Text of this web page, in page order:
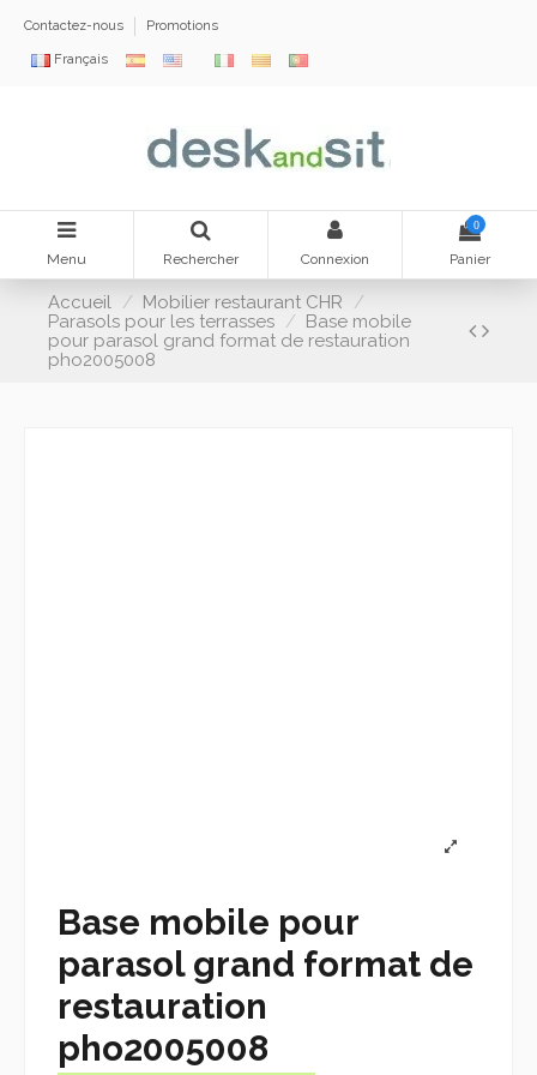
Contactez-nous Promotions
Français
Menu Rechercher Connexion
0
Panier
Accueil
Mobilier restaurant CHR
Parasols pour les terrasses
Base mobile
pour parasol grand format de restauration
pho2005008
Base mobile pour
parasol grand format de
restauration
pho2005008